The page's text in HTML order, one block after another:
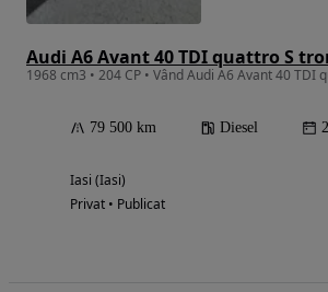
Audi A6 Avant 40 TDI quattro S
79 500 km Diesel
Iasi (Iasi)
Privat • Publicat